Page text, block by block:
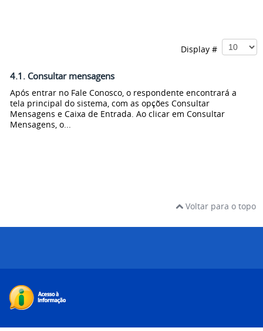
Display #
4.1. Consultar mensagens
Após entrar no Fale Conosco, o respondente encontrará a
tela principal do sistema, com as opções Consultar
Mensagens e Caixa de Entrada. Ao clicar em Consultar
Mensagens, o...
Voltar para o topo